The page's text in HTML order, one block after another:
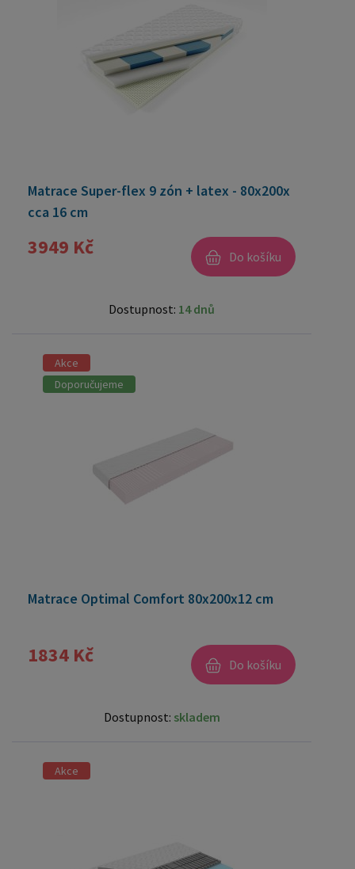
Matrace Super-flex 9 zón + latex - 80x200x
cca 16 cm
3949 Kč Do košíku
Dostupnost: 14 dnů
Akce
Doporučujeme
Matrace Optimal Comfort 80x200x12 cm
1834 Kč Do košíku
Dostupnost: skladem
Akce